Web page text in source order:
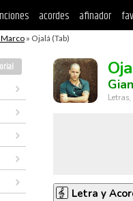
acordes afinador
» Ojalá (Tab)
Letra y